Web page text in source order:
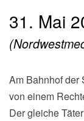
31. Mai
Am Bahnhof der Stadt wird ein palästinensischer Mann
von einem
Der gleiche